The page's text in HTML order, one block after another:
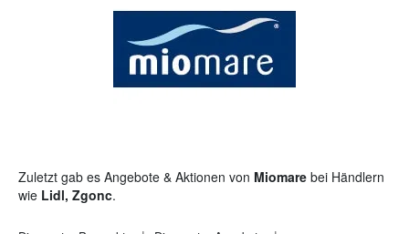
Zuletzt gab es Angebote & Aktionen von Miomare bei Händlern
wie Lidl, Zgonc.